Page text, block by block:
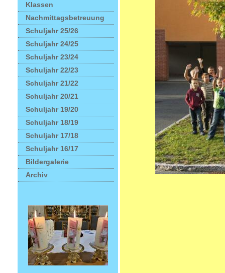
Klassen
Nachmittagsbetreuung
Schuljahr 25/26
Schuljahr 24/25
Schuljahr 23/24
Schuljahr 22/23
Schuljahr 21/22
Schuljahr 20/21
Schuljahr 19/20
Schuljahr 18/19
Schuljahr 17/18
Schuljahr 16/17
Bildergalerie
Archiv